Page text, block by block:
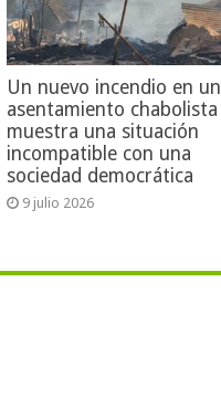
Un nuevo incendio en un
asentamiento chabolista
muestra una situación
incompatible con una
sociedad democrática
9 julio 2026